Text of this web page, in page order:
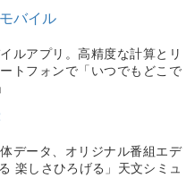
バイル
ルアプリ。高精度な計算とリ
トフォンで「いつでもどこで
データ、オリジナル番組エデ
楽しさひろげる」天文シミュ